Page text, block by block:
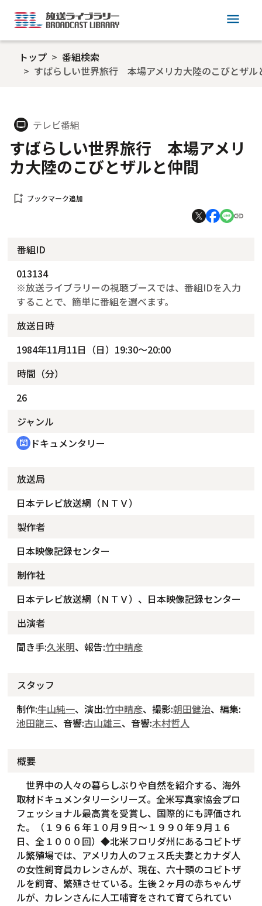
menu
トップ
番組検索
すばらしい世界旅行 本場アメリカ大陸のこびとザル
tv テレビ番組
すばらしい世界旅行 本場アメリ
カ大陸のこびとザルと仲間
bookmark_add ブックマーク追加
番組ID
013134
※放送ライブラリーの視聴ブースでは、番組IDを入力
することで、簡単に番組を選べます。
放送日時
1984年11月11日（日）19:30～20:00
時間（分）
26
ジャンル
cinematic_blur ドキュメンタリー
放送局
日本テレビ放送網（ＮＴＶ）
製作者
日本映像記録センター
制作社
日本テレビ放送網（ＮＴＶ）、日本映像記録センター
出演者
聞き手:久米明、報告:竹中晴彦
スタッフ
制作:牛山純一、演出:竹中晴彦、撮影:朝田健治、編集:
池田龍三、音響:古山雄三、音響:木村哲人
概要
世界中の人々の暮らしぶりや自然を紹介する、海外
取材ドキュメンタリーシリーズ。全米写真家協会プロ
フェッショナル最高賞を受賞し、国際的にも評価され
た。（１９６６年１０月９日～１９９０年９月１６
日、全１０００回）◆北米フロリダ州にあるコビトザ
ル繁殖場では、アメリカ人のフェス氏夫妻とカナダ人
の女性飼育員カレンさんが、現在、六十頭のコビトザ
ルを飼育、繁殖させている。生後２ヶ月の赤ちゃんザ
ルが、カレンさんに人工哺育をされて育てられてい